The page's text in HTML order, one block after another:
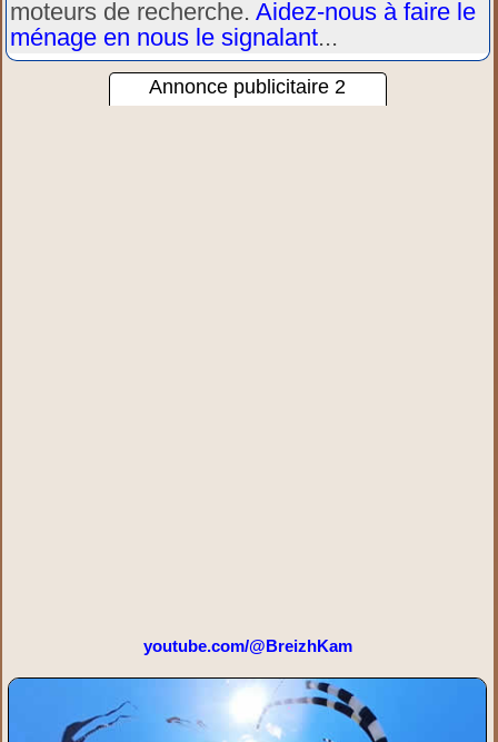
moteurs de recherche.Aidez-nous à faire le
ménage en nous le signalant...
Annonce publicitaire 2
youtube.com/@BreizhKam